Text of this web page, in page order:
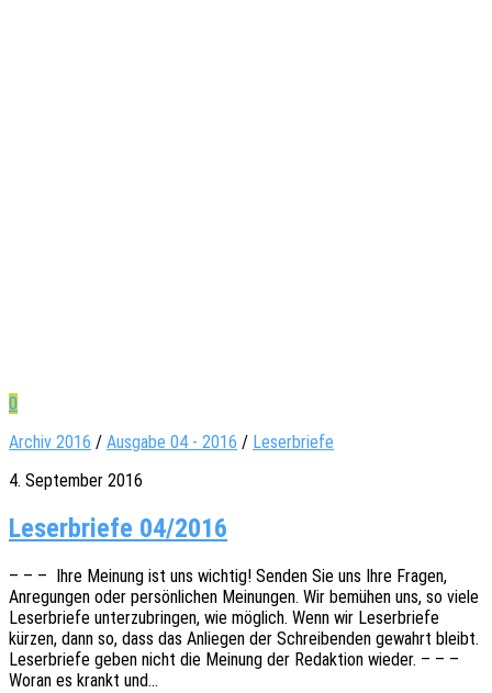
0
Archiv 2016 / Ausgabe 04 - 2016 / Leserbriefe
4. September 2016
Leser­briefe 04/2016
– – – Ihre Meinung ist uns wich­tig! Senden Sie uns Ihre Fragen,
Anre­gun­gen oder persön­li­chen Meinun­gen. Wir bemü­hen uns, so viele
Leser­brie­fe unter­zu­brin­gen, wie möglich. Wenn wir Leser­brie­fe
kürzen, dann so, dass das Anlie­gen der Schrei­ben­den gewahrt bleibt.
Leser­brie­fe geben nicht die Meinung der Redak­ti­on wieder. – – –
Woran es krankt und…